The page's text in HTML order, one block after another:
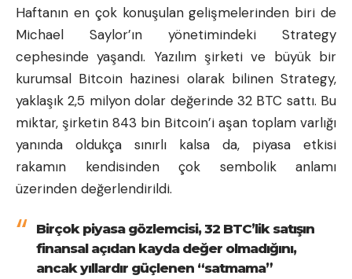
Haftanın en çok konuşulan gelişmelerinden biri de
Michael Saylor’ın yönetimindeki Strategy
cephesinde yaşandı. Yazılım şirketi ve büyük bir
kurumsal Bitcoin hazinesi olarak bilinen Strategy,
yaklaşık 2,5 milyon dolar değerinde 32 BTC sattı. Bu
miktar, şirketin 843 bin Bitcoin’i aşan toplam varlığı
yanında oldukça sınırlı kalsa da, piyasa etkisi
rakamın kendisinden çok sembolik anlamı
üzerinden değerlendirildi.
Birçok piyasa gözlemcisi, 32 BTC’lik satışın
finansal açıdan kayda değer olmadığını,
ancak yıllardır güçlenen “satmama”